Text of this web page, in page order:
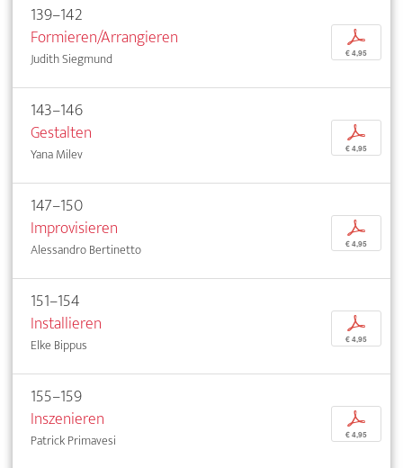
139–142
Formieren/Arrangieren
Judith Siegmund
p
€ 4,95
143–146
Gestalten
Yana Milev
p
€ 4,95
147–150
Improvisieren
Alessandro Bertinetto
p
€ 4,95
151–154
Installieren
Elke Bippus
p
€ 4,95
155–159
Inszenieren
Patrick Primavesi
p
€ 4,95